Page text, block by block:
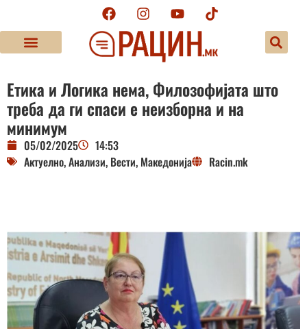
Етика и Логика нема, Филозофијата што
треба да ги спаси е неизборна и на
минимум
05/02/2025
14:53
Актуелно,Анализи, Вести, Македонија Racin.mk